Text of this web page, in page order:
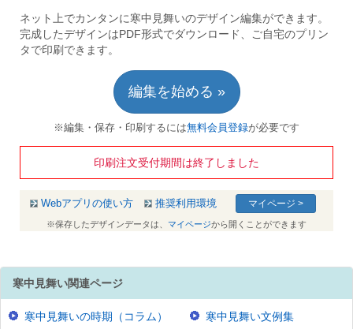
ネット上でカンタンに寒中見舞いのデザイン編集ができます。
完成したデザインはPDF形式でダウンロード、ご自宅のプリン
タで印刷できます。
編集を始める »
※編集・保存・印刷するには無料会員登録が必要です
印刷注文受付期間は終了しました
Webアプリの使い方 推奨利用環境 マイページ >
※保存したデザインデータは、 マイページから開くことができます
寒中見舞い関連ページ
寒中見舞いの時期（コラム） 寒中見舞い文例集